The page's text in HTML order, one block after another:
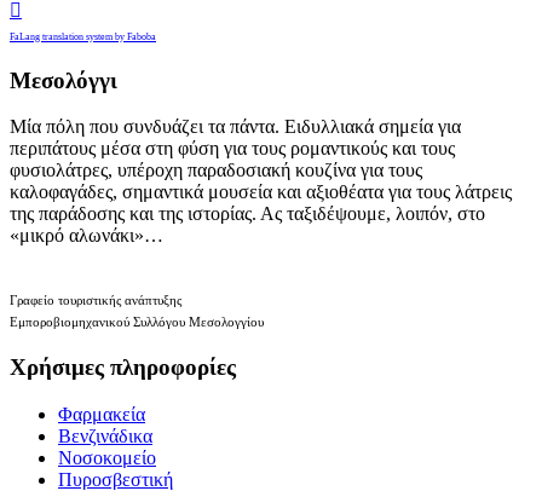

FaLang translation system by Faboba
Μεσολόγγι
Μία πόλη που συνδυάζει τα πάντα. Ειδυλλιακά σημεία για
περιπάτους μέσα στη φύση για τους ρομαντικούς και τους
φυσιολάτρες, υπέροχη παραδοσιακή κουζίνα για τους
καλοφαγάδες, σημαντικά μουσεία και αξιοθέατα για τους λάτρεις
της παράδοσης και της ιστορίας. Ας ταξιδέψουμε, λοιπόν, στο
«μικρό αλωνάκι»…
Γραφείο τουριστικής ανάπτυξης
Εμποροβιομηχανικού Συλλόγου Μεσολογγίου
Χρήσιμες πληροφορίες
Φαρμακεία
Βενζινάδικα
Νοσοκομείο
Πυροσβεστική